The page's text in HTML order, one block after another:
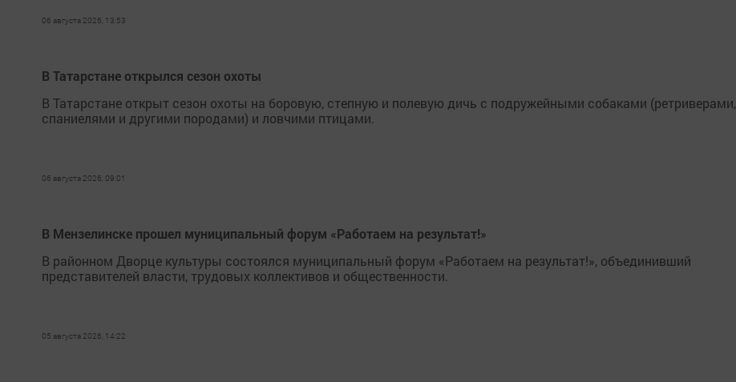
06 августа 2026, 13:53
В Татарстане открылся сезон охоты
В Татарстане открыт сезон охоты на боровую, степную и полевую дичь с подружейными собаками (ретриверами,
спаниелями и другими породами) и ловчими птицами.
06 августа 2026, 09:01
В Мензелинске прошел муниципальный форум «Работаем на результат!»
В районном Дворце культуры состоялся муниципальный форум «Работаем на результат!», объединивший
представителей власти, трудовых коллективов и общественности.
05 августа 2026, 14:22